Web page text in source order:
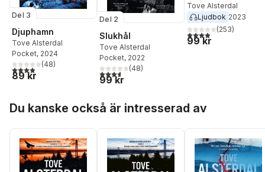
Del 3
Djuphamn
Tove Alsterdal
Pocket, 2024
3,9utav 5 stjärnor. Totalt antal röster:
(48)
89 kr
Del 2
Slukhål
Tove Alsterdal
Pocket, 2022
3,6utav 5 stjärnor. Totalt antal röster:
(48)
99 kr
Tove Alsterdal
Ljudbok 2023
4,0utav 5 stjärnor.
(253)
99 kr
Du kanske också är intresserad av